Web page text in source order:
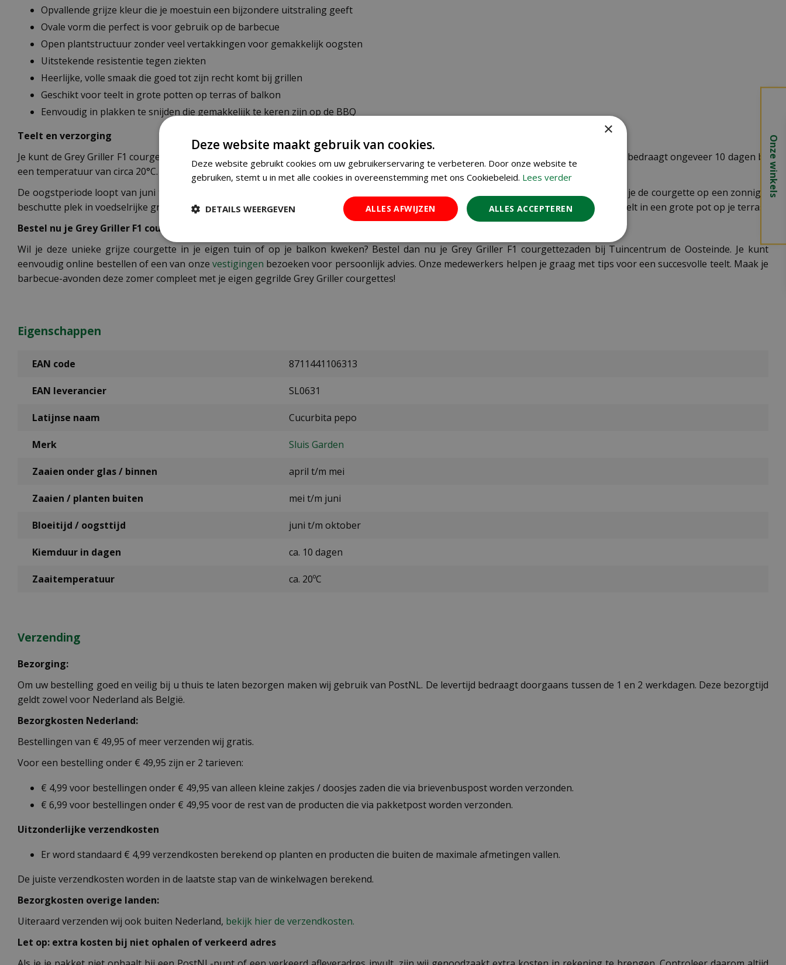
Opvallende grijze kleur die je moestuin een bijzondere uitstraling geeft
Ovale vorm die perfect is voor gebruik op de barbecue
Open plantstructuur zonder veel vertakkingen voor gemakkelijk oogsten
Uitstekende resistentie tegen ziekten
Heerlijke, volle smaak die goed tot zijn recht komt bij grillen
Geschikt voor teelt in grote potten op terras of balkon
Eenvoudig in plakken te snijden die gemakkelijk te keren zijn op de BBQ
Teelt en verzorging
Je kunt de Grey Griller F1 courgettezaden vanaf april tot mei binnenshuis voorzaaien of van mei tot juni direct buiten zaaien. De kiemduur bedraagt ongeveer 10 dagen bij
een temperatuur van circa 20°C. Na het kiemen ontwikkelt de plant zich snel tot een productieve courgetteplant met een open groeiwijze.
De oogstperiode loopt van juni tot oktober, waardoor je lang kunt genieten van deze heerlijke courgettes. Voor het beste resultaat plant je de courgette op een zonnige,
beschutte plek in voedselrijke grond. De plant heeft voldoende ruimte nodig, maar door zijn compacte groeiwijze is hij ook geschikt voor teelt in een grote pot op je terras.
Bestel nu je Grey Griller F1 courgettezaden
Wil je deze unieke grijze courgette in je eigen tuin of op je balkon kweken? Bestel dan nu je Grey Griller F1 courgettezaden bij Tuincentrum de Oosteinde. Je kunt
eenvoudig online bestellen of een van onze vestigingen bezoeken voor persoonlijk advies. Onze medewerkers helpen je graag met tips voor een succesvolle teelt. Maak je
barbecue-avonden deze zomer compleet met je eigen gegrilde Grey Griller courgettes!
Eigenschappen
EAN code 8711441106313
EAN leverancier SL0631
Latijnse naam Cucurbita pepo
Merk Sluis Garden
Zaaien onder glas / binnen april t/m mei
Zaaien / planten buiten mei t/m juni
Bloeitijd / oogsttijd juni t/m oktober
Kiemduur in dagen ca. 10 dagen
Zaaitemperatuur ca. 20ºC
Verzending
Bezorging:
Om uw bestelling goed en veilig bij u thuis te laten bezorgen maken wij gebruik van PostNL. De levertijd bedraagt doorgaans tussen de 1 en 2 werkdagen. Deze bezorgtijd
geldt zowel voor Nederland als België.
Bezorgkosten Nederland:
Bestellingen van € 49,95 of meer verzenden wij gratis.
Voor een bestelling onder € 49,95 zijn er 2 tarieven:
€ 4,99 voor bestellingen onder € 49,95 van alleen kleine zakjes / doosjes zaden die via brievenbuspost worden verzonden.
€ 6,99 voor bestellingen onder € 49,95 voor de rest van de producten die via pakketpost worden verzonden.
Uitzonderlijke verzendkosten
Er word standaard € 4,99 verzendkosten berekend op planten en producten die buiten de maximale afmetingen vallen.
De juiste verzendkosten worden in de laatste stap van de winkelwagen berekend.
Bezorgkosten overige landen:
Uiteraard verzenden wij ook buiten Nederland, bekijk hier de verzendkosten.
Let op: extra kosten bij niet ophalen of verkeerd adres
Onze winkels
×
Deze website maakt gebruik van cookies.
Deze website gebruikt cookies om uw gebruikerservaring te verbeteren. Door onze website te
gebruiken, stemt u in met alle cookies in overeenstemming met ons Cookiebeleid. Lees verder
ALLES ACCEPTEREN
ALLES AFWIJZEN
DETAILS WEERGEVEN